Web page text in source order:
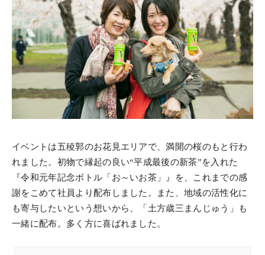
イベントは五稜郭のお花見エリアで、満開の桜のもと行わ
れました。初物で縁起の良い“平成最後の新茶”を入れた
『令和元年記念ボトル「お～いお茶」』を、これまでの感
謝をこめて社員より配布しました。また、地域の活性化に
も寄与したいという想いから、「土方歳三まんじゅう」も
一緒に配布。多く方に喜ばれました。